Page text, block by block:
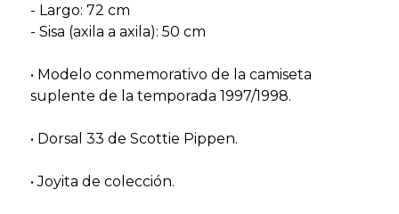
- Largo: 72 cm
- Sisa (axila a axila): 50 cm
• Modelo conmemorativo de la camiseta
suplente de la temporada 1997/1998.
• Dorsal 33 de Scottie Pippen.
• Joyita de colección.